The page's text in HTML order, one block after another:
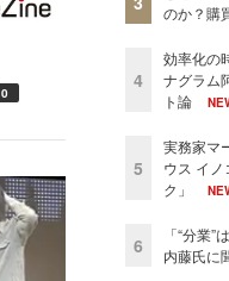
0
のか？購
4
効率化の
ナグラム
ト論
5
実務家マ
ウス イ
ク」
6
「“分業
内藤氏に